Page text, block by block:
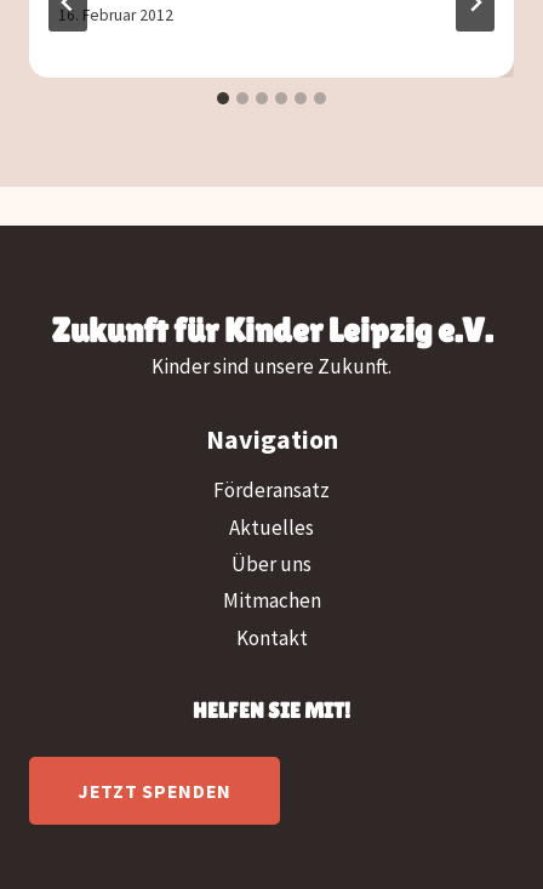
16. Februar 2012
Zukunft für Kinder Leipzig e.V.
Kinder sind unsere Zukunft.
Navigation
Förderansatz
Aktuelles
Über uns
Mitmachen
Kontakt
HELFEN SIE MIT!
JETZT SPENDEN